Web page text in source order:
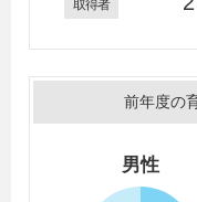
取得者
前年度の
男性